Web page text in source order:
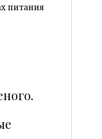
питания